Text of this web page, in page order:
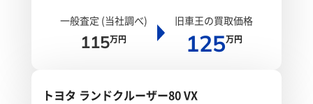
一般査定 (当社調べ)
115万円
旧車王の買取価格
125万円
トヨタ ランドクルーザー80 VX